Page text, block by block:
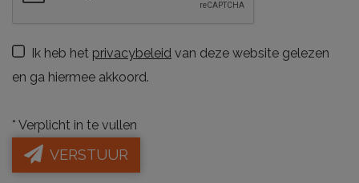
Ik heb het privacybeleid van deze website gelezen
en ga hiermee akkoord.
* Verplicht in te vullen
VERSTUUR